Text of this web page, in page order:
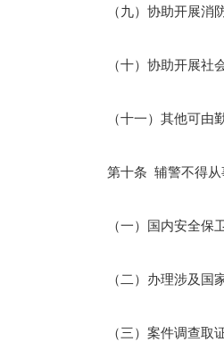
（九）协助开展消防
（十）协助开展社会
（十一）其他可由勤
第十条 辅警不得从
（一）国内安全保卫
（二）办理涉及国家
（三）案件调查取证